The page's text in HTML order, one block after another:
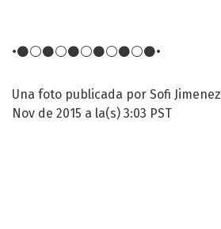
•⚫️⚪️⚫️⚪️⚫️⚪️⚫️⚪️⚫️⚪️⚫️•
Una foto publicada por Sofi
Nov de 2015 a la(s) 3:03 PST